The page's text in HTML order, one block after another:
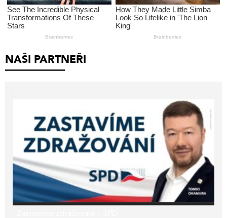
NAŠI PARTNEŘI